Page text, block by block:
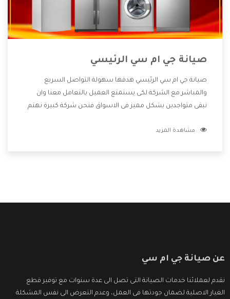
صيانة جي ام سي الرئيسي
صيانة جي ام سي الرئيسي هدفها سهولة التواصل السريع
والمباشر مع الشركة لكى يستمتع العميل بالتعامل معنا وان
نبقى متواجدين بشكل مميز فى الاسواق فنحن شركة كبيرة نهتم
الشركة بها والتى تكون منها خدمة الصيانة التى تكون من أهم
مشاهدة المزيد
عن صيانة جي ام سي
نقدم لعملائنا خدمات الصيانة التى تصل الى عدة سنوات مع توفير قطع
الغيار الاصلية لضمان جودتها فى العمل، وعدم التعرض الى نفس المشكلة